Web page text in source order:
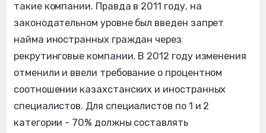
такие компании. Правда в 2011 году, на
законодательном уровне был введен запрет
найма иностранных граждан через
рекрутинговые компании. В 2012 году изменения
отменили и ввели требование о процентном
соотношении казахстанских и иностранных
специалистов. Для специалистов по 1 и 2
категории - 70% должны составлять